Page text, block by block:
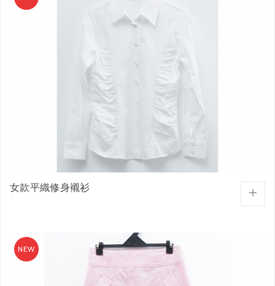
女款平織修身襯衫 +